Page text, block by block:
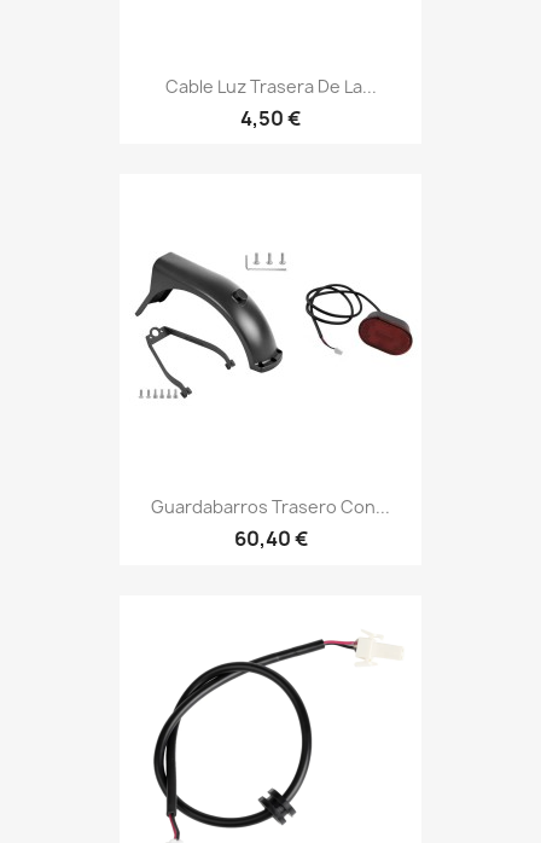
Cable Luz Trasera De La...
4,50 €
Guardabarros Trasero Con...
60,40 €